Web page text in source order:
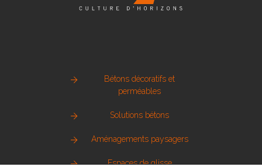
Bétons décoratifs et
perméables
Solutions bétons
Aménagements paysagers
Espaces de glisse